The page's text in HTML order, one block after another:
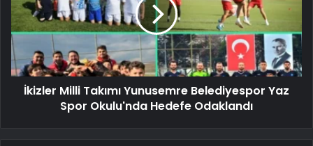
İkizler Milli Takımı Yunusemre Belediyespor Yaz
Spor Okulu'nda Hedefe Odaklandı